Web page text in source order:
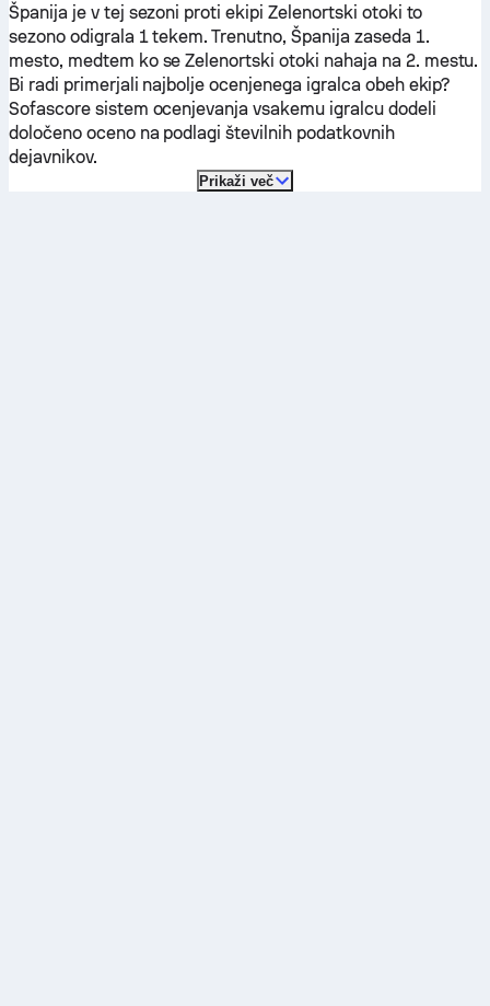
Španija je v tej sezoni proti ekipiZelenortski otoki to
sezono odigrala 1 tekem. Trenutno,Španija zaseda 1.
mesto, medtem ko seZelenortski otoki nahaja na 2. mestu.
Bi radi primerjali najbolje ocenjenega igralca obeh ekip?
Sofascore sistem ocenjevanja vsakemu igralcu dodeli
določeno oceno na podlagi številnih podatkovnih
dejavnikov.
Prikaži več